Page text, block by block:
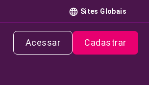
Sites Globais
Acessar Cadastrar